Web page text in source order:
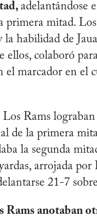
adelantándose
primera mitad. Los
habilidad de
ellos, colaboró
el marcador en el
Los Rams
de la primera
la segunda
arrojada por
21-7
Rams anotaban